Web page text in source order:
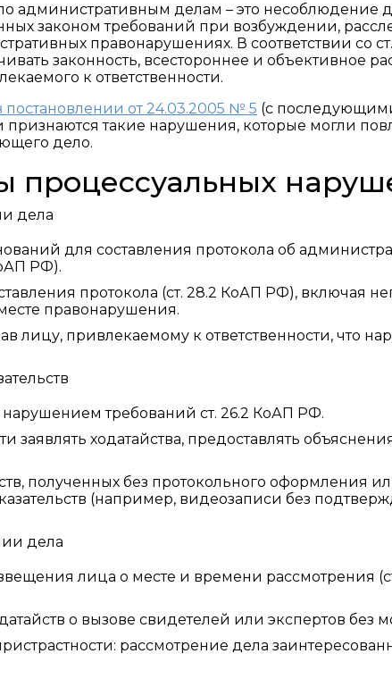
административным делам – это несоблюдение
законом требований при возбуждении,
правонарушениях. В соответствии со
законность, всестороннее и объективное
к ответственности.
от 24.03.2005 № 5 (с
признаются такие нарушения, которые могли
дело.
процессуальных
дела
для составления протокола об
РФ).
протокола (ст. 28.2 КоАП РФ), включая
правонарушения.
лицу, привлекаемому к ответственности, что
нарушением требований ст. 26.2 КоАП РФ.
заявлять ходатайства, предоставлять
полученных без протокольного оформления
(например, видеозаписи без
дела
лица о месте и времени рассмотрения
о вызове свидетелей или экспертов без
рассмотрение дела